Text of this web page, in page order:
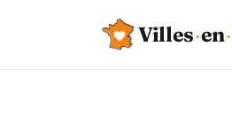
Villes·en·